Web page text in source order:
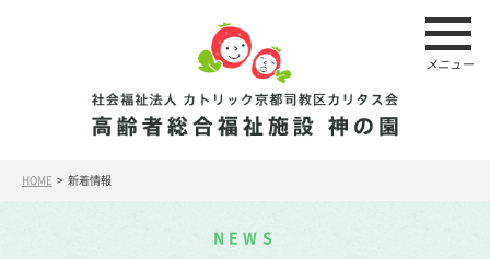
メニュー
HOME > 新着情報
NEWS